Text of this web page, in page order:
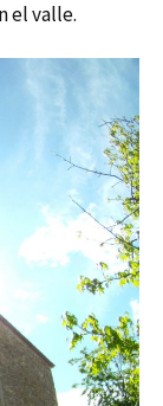
el valle.